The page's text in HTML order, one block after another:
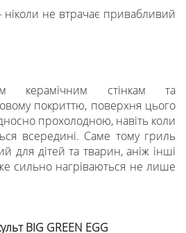
ніколи не втрачає привабливий
керамічним стінкам та
покриттю, поверхня цього
прохолодною, навіть коли
всередині. Саме тому гриль
для дітей та тварин, аніж інші
сильно нагріваються не лише
BIG GREEN EGG